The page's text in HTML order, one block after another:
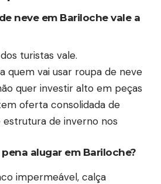
neve em Bariloche vale a
turistas vale.
quem vai usar roupa de neve
quer investir alto em peças
oferta consolidada de
de inverno nos
alugar em Bariloche?
impermeável, calça